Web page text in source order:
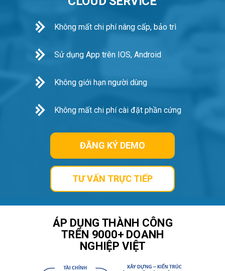
Không mất chi phí cài đặt phần cứng
Không mất chi phí nâng cấp, bảo trì
Sử dụng App trên IOS, Android
Không giới hạn người dùng
ÁP DỤNG THÀNH CÔNG
TRÊN 9000+ DOANH
NGHIỆP VIỆT
TƯ VẤN TRỰC TIẾP
ĐĂNG KÝ DEMO